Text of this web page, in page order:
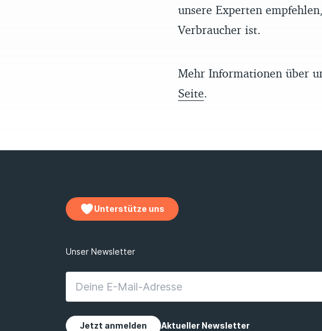
unsere Experten
Verbraucher ist.
Mehr Informationen über
Seite.
Unterstütze uns